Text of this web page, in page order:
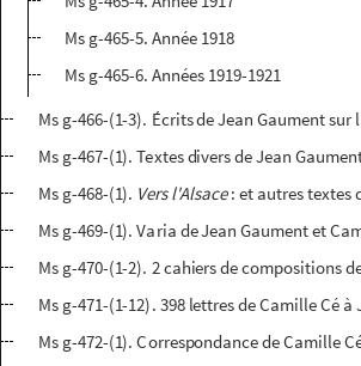
Ms g-465-5. Année 1918
Ms g-465-6. Années 1919-1921
Ms g-466-(1-3). Écrits de Jean Gaument sur
Ms g-467-(1). Textes divers de Jean
Ms g-468-(1). Vers l'Alsace: et autres textes
Ms g-469-(1). Varia de Jean Gaument et
Ms g-470-(1-2). 2 cahiers de compositions
Ms g-471-(1-12). 398 lettres de Camille Cé
Ms g-472-(1). Correspondance de Camille